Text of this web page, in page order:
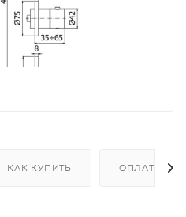
КАК КУПИТЬ ОПЛАТА